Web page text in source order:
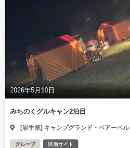
2026年5月10日
みちのくグルキャン2泊目
[岩手県] キャンプグランド・ベアーベル
グループ 区画サイト